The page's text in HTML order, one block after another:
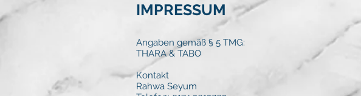
IMPRESSUM
Angaben gemäß § 5 TMG:
THARA & TABO
Kontakt
Rahwa Seyum